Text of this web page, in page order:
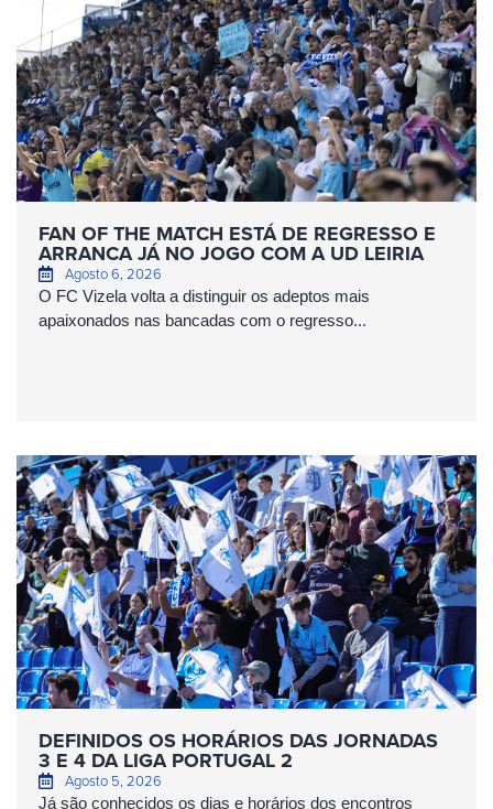
FAN OF THE MATCH ESTÁ DE REGRESSO E
ARRANCA JÁ NO JOGO COM A UD LEIRIA
Agosto 6, 2026
O FC Vizela volta a distinguir os adeptos mais
apaixonados nas bancadas com o regresso...
DEFINIDOS OS HORÁRIOS DAS JORNADAS
3 E 4 DA LIGA PORTUGAL 2
Agosto 5, 2026
Já são conhecidos os dias e horários dos encontros